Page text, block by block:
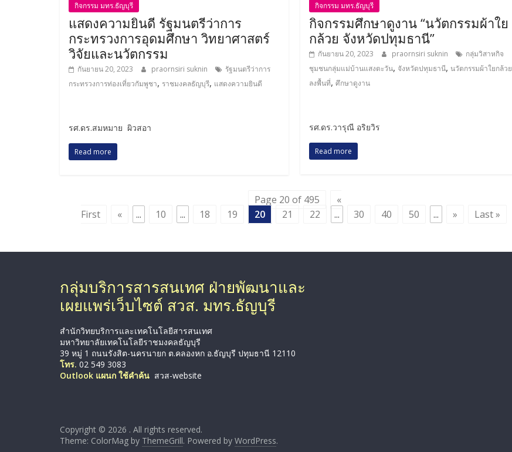
กิจกรรม มทร.ธัญบุรี
แสดงความยินดี รัฐมนตรีว่าการ
กระทรวงการอุดมศึกษา วิทยาศาสตร์
วิจัยและนวัตกรรม
กันยายน 20, 2023 praornsiri suknin
รัฐมนตรีว่าการ
กระทรวงการท่องเที่ยวกัมพูชา, ราชมงคลธัญบุรี, แสดงความยินดี
รศ.ดร.สมหมาย ผิวสอา
Read more
กิจกรรม มทร.ธัญบุรี
กิจกรรมศึกษาดูงาน “นวัตกรรมผ้าใย
กล้วย จังหวัดปทุมธานี”
กันยายน 20, 2023 praornsiri suknin
กลุ่มวิสาหกิจ
ชุมชนกลุ่มแม่บ้านแสงตะวัน, จังหวัดปทุมธานี,นวัตกรรมผ้าใยกล้วย
ลงพื้นที่,ศึกษาดูงาน
รศ.ดร.วารุณี อริยวิร
Read more
Page 20 of 495
«
First
« ... 10 ... 18 19 20 21 22 ... 30 40 50 ... » Last »
กลุ่มบริการสารสนเทศ ฝ่ายพัฒนาและ
เผยแพร่เว็บไซต์ สวส. มทร.ธัญบุรี
สำนักวิทยบริการและเทคโนโลยีสารสนเทศ
มหาวิทยาลัยเทคโนโลยีราชมงคลธัญบุรี
39 หมู่ 1 ถนนรังสิต-นครนายก ต.คลองหก อ.ธัญบุรี ปทุมธานี 12110
โทร. 02 549 3083
Outlook แผนก ใช้คำค้น สวส-website
Copyright © 2026 . All rights reserved.
Theme: ColorMag by ThemeGrill. Powered by WordPress.